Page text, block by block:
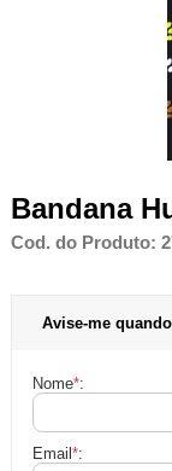
Bandana
Cod. do Produto:
Avise-me
Nome*:
Email*: